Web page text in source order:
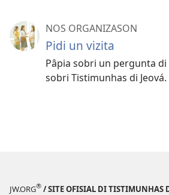
NOS ORGANIZASON
Pidi un vizita
Pâpia sobri un pergunta
sobri Tistimunhas di Jeová.
JW.ORG® / SITE OFISIAL DI TISTIMUNHAS